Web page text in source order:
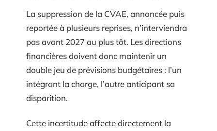
La suppression de la CVAE, annoncée puis
reportée à plusieurs reprises, n’interviendra
pas avant 2027 au plus tôt. Les directions
financières doivent donc maintenir un
double jeu de prévisions budgétaires : l’un
intégrant la charge, l’autre anticipant sa
disparition.
Cette incertitude affecte directement la